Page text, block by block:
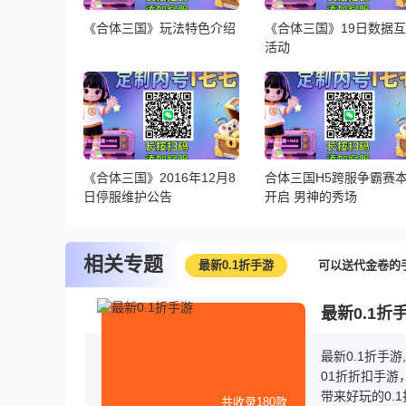
《合体三国》玩法特色介绍
《合体三国》19日数据
活动
《合体三国》2016年12月8
日停服维护公告
合体三国H5跨服争霸赛
开启 男神的秀场
相关专题 最新0.1折手游 可以送代金卷的
共收录180款
最新0.1折
最新0.1折手
01折折扣手游
带来好玩的